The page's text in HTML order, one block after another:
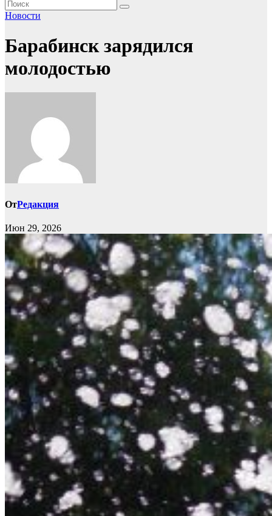
Новости
Барабинск зарядился
молодостью
ОтРедакция
Июн 29, 2026